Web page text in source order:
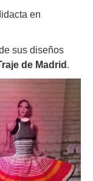
en
sus diseños
de Madrid .